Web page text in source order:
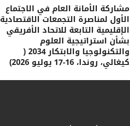
مشاركة الأمانة العام في الاجتماع
الأول لمناصرة التجمعات الاقتصادية
الإقليمية التابعة للاتحاد الأفريقي
بشأن استراتيجية العلوم
والتكنولوجيا والابتكار 2034 (
كيغالي، روندا، 16-17 يوليو 2026)